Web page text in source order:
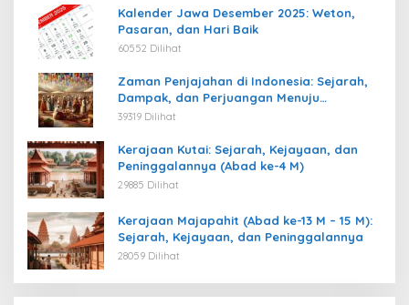
Kalender Jawa Desember 2025: Weton,
Pasaran, dan Hari Baik
60552 Dilihat
Zaman Penjajahan di Indonesia: Sejarah,
Dampak, dan Perjuangan Menuju
Kemerdekaan
39319 Dilihat
Kerajaan Kutai: Sejarah, Kejayaan, dan
Peninggalannya (Abad ke-4 M)
29885 Dilihat
Kerajaan Majapahit (Abad ke-13 M – 15 M):
Sejarah, Kejayaan, dan Peninggalannya
28059 Dilihat